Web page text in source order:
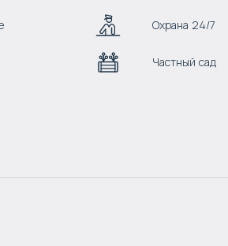
Охрана 24/7
Частный сад